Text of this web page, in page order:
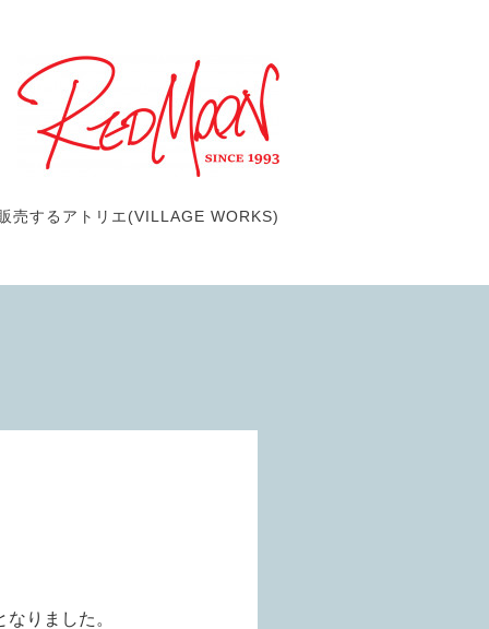
売するアトリエ(VILLAGE WORKS)
りました。